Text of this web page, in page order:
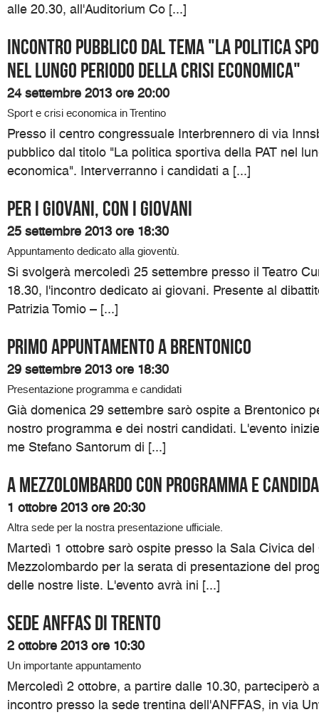
alle 20.30, all'Auditorium Co [...]
Incontro pubblico dal tema "La politica
nel lungo periodo della crisi economica"
24 settembre 2013 ore 20:00
Sport e crisi economica in Trentino
Presso il centro congressuale Interbrennero di via
pubblico dal titolo "La politica sportiva della PAT nel
economica". Interverranno i candidati a [...]
Per i giovani, con i giovani
25 settembre 2013 ore 18:30
Appuntamento dedicato alla gioventù.
Si svolgerà mercoledì 25 settembre presso il Teatro
18.30, l'incontro dedicato ai giovani. Presente al
Patrizia Tomio – [...]
Primo appuntamento a Brentonico
29 settembre 2013 ore 18:30
Presentazione programma e candidati
Già domenica 29 settembre sarò ospite a Brentonico
nostro programma e dei nostri candidati. L'evento
me Stefano Santorum di [...]
A Mezzolombardo con programma e
1 ottobre 2013 ore 20:30
Altra sede per la nostra presentazione ufficiale.
Martedì 1 ottobre sarò ospite presso la Sala Civica del
Mezzolombardo per la serata di presentazione del
delle nostre liste. L'evento avrà ini [...]
Sede ANFFAS di Trento
2 ottobre 2013 ore 10:30
Un importante appuntamento
Mercoledì 2 ottobre, a partire dalle 10.30, parteciperò
incontro presso la sede trentina dell'ANFFAS, in via